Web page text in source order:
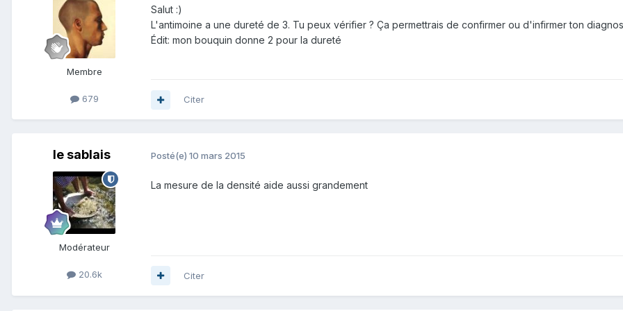
Membre
679
Salut :)
L'antimoine a une dureté de 3. Tu peux vérifier ? Ça permettrais de confirmer ou d'infirmer ton
Édit: mon bouquin donne 2 pour la dureté
Citer
le sablais
Modérateur
20.6k
Posté(e) 10 mars 2015
La mesure de la densité aide aussi grandement
Citer